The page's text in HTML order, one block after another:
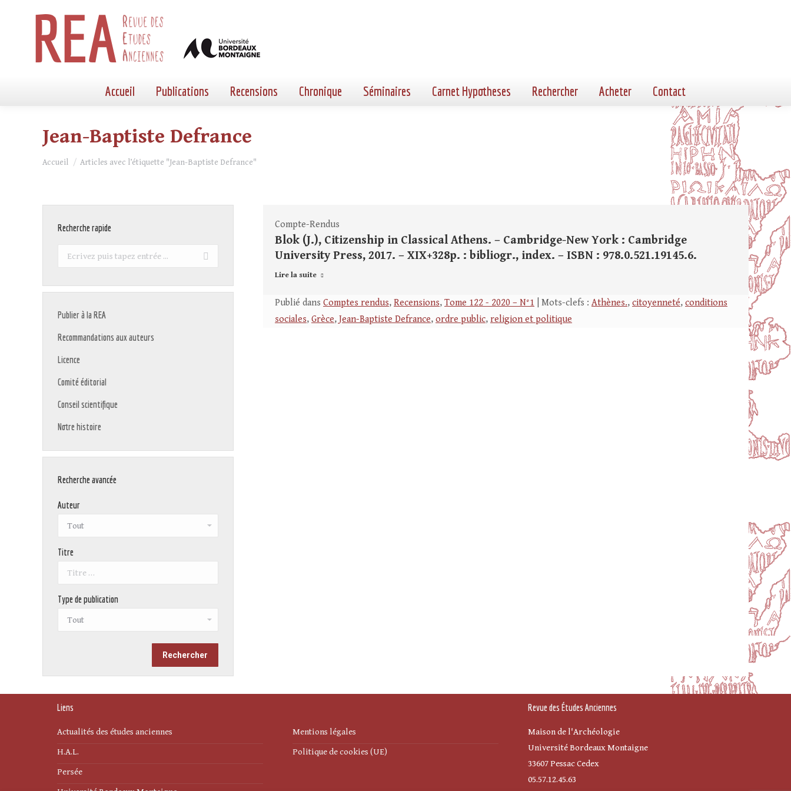
Accueil Publications Recensions Chronique Séminaires Carnet Hypotheses Rechercher Acheter Contact
Jean-Baptiste Defrance
Vous êtes ici :
Accueil Articles avec l’étiquette "Jean-Baptiste Defrance"
Compte-Rendus
Blok (J.), Citizenship in Classical Athens. – Cambridge-New York : Cambridge
University Press, 2017. – XIX+328p. : bibliogr., index. – ISBN : 978.0.521.19145.6.
Lire la suite
Publié dans Comptes rendus, Recensions, Tome 122 - 2020 – N°1 | Mots-clefs : Athènes., citoyenneté, conditions
sociales, Grèce, Jean-Baptiste Defrance, ordre public, religion et politique
Recherche rapide
Recherche
Publier à la REA
Recommandations aux auteurs
Licence
Comité éditorial
Conseil scientifique
Notre histoire
Recherche avancée
Auteur
Titre
Type de publication
Liens
Actualités des études anciennes
H.A.L.
Persée
Mentions légales
Politique de cookies (UE)
Revue des Études Anciennes
Maison de l'Archéologie
Université Bordeaux Montaigne
33607 Pessac Cedex
05.57.12.45.63